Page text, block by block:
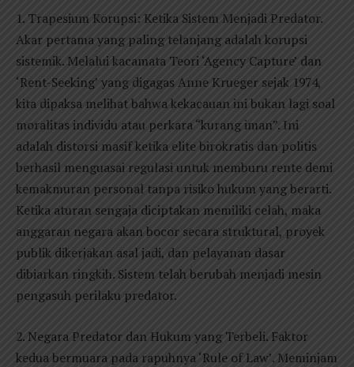
1. Trapesium Korupsi: Ketika Sistem Menjadi Predator.
Akar pertama yang paling telanjang adalah korupsi
sistemik. Melalui kacamata Teori ‘Agency Capture’ dan
‘Rent-Seeking’ yang digagas Anne Krueger sejak 1974,
kita dipaksa melihat bahwa kekacauan ini bukan lagi soal
moralitas individu atau perkara “kurang iman”. Ini
adalah distorsi masif ketika elite birokratis dan politis
berhasil menguasai regulasi untuk memburu rente demi
kemakmuran personal tanpa risiko hukum yang berarti.
Ketika aturan sengaja diciptakan memiliki celah, maka
anggaran negara akan bocor secara struktural, proyek
publik dikerjakan asal jadi, dan pelayanan dasar
dibiarkan ringkih. Sistem telah berubah menjadi mesin
pengasuh perilaku predator.
2. Negara Predator dan Hukum yang Terbeli. Faktor
kedua bermuara pada rapuhnya ‘Rule of Law’. Meminjam